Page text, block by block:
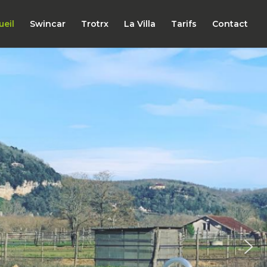
Swincar Trotrx La Villa Tarifs Contact